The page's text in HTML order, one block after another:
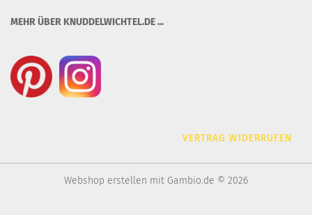
MEHR ÜBER KNUDDELWICHTEL.DE ...
VERTRAG WIDERRUFEN
Webshop erstellen mit Gambio.de © 2026